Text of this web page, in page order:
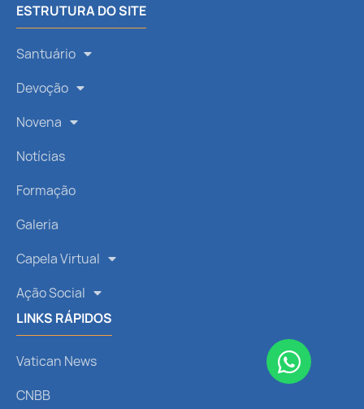
ESTRUTURA DO SITE
Santuário
Devoção
Novena
Notícias
Formação
Galeria
Capela Virtual
Ação Social
LINKS RÁPIDOS
Vatican News
CNBB